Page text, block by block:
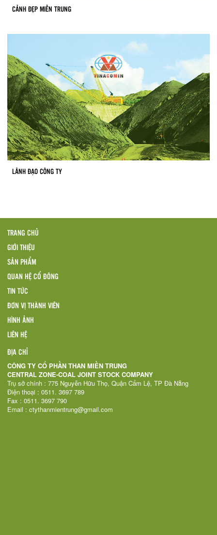
CẢNH ĐẸP MIỀN TRUNG
LÃNH ĐẠO CÔNG TY
TRANG CHỦ
GIỚI THIỆU
SẢN PHẨM
QUAN HỆ CỔ ĐÔNG
TIN TỨC
ĐƠN VỊ THÀNH VIÊN
HÌNH ẢNH
LIÊN HỆ
ĐỊA CHỈ
CÔNG TY CỔ PHẦN THAN MIỀN TRUNG
CENTRAL ZONE-COAL JOINT STOCK COMPANY
Trụ sở chính : 775 Nguyễn Hữu Thọ, Quận Cẩm Lệ, TP Đà Nẵng
Điện thoại : 0511. 3697 789
Fax : 0511. 3697 790
Email : ctythanmientrung@gmail.com